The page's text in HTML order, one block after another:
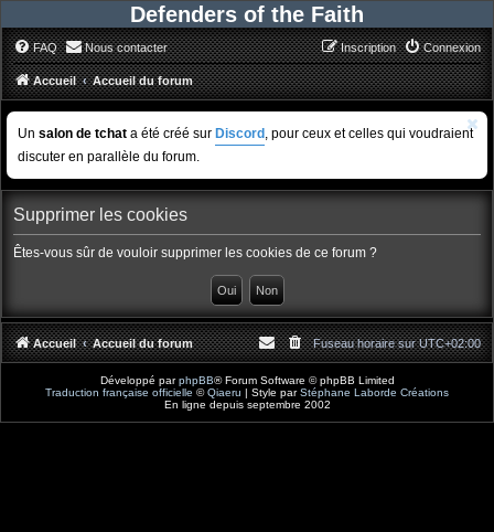
Defenders of the Faith
FAQ Nous contacter Connexion
Inscription
Accueil Accueil du forum
Un salon de tchat a été créé sur Discord , pour ceux et celles qui voudraient
discuter en parallèle du forum.
Supprimer les cookies
Êtes-vous sûr de vouloir supprimer les cookies de ce forum ?
Accueil Accueil du forum Fuseau horaire surUTC+02:00
Développé parphpBB® Forum Software © phpBB Limited
Traduction française officielle ©Qiaeru | Style parStéphane Laborde Créations
En ligne depuis septembre 2002